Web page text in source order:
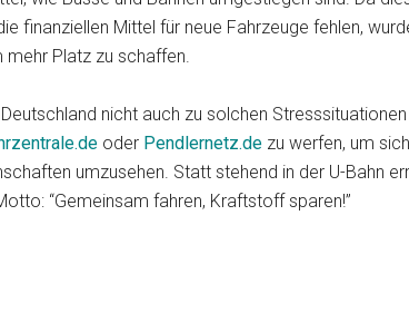
finanziellen Mittel für neue Fahrzeuge fehlen,
mehr Platz zu schaffen.
nicht auch zu solchen
oder Pendlernetz.de zu werfen, um
umzusehen. Statt stehend in der U-Bahn
“Gemeinsam fahren, Kraftstoff sparen!”